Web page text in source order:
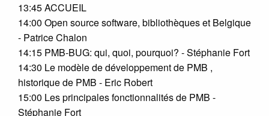
PMB-
13:45 ACCUEIL
14:00 Open source software, bibliothèques et Belgique
- Patrice Chalon
14:15 PMB-BUG: qui, quoi, pourquoi? - Stéphanie Fort
14:30 Le modèle de développement de PMB ,
historique de PMB - Eric Robert
15:00 Les principales fonctionnalités de PMB -
Stéphanie Fort